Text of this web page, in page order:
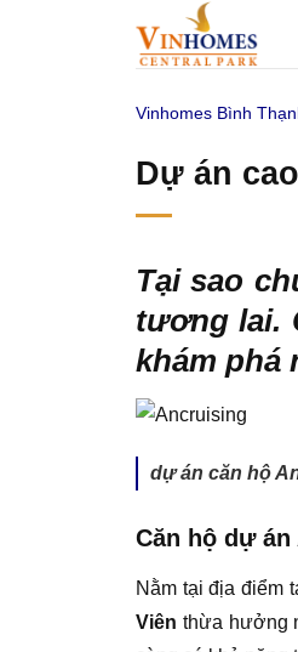
Vinhomes Bình
Dự án
Tại sao
tương lai.
khám phá
dự án căn hộ
Căn hộ dự
Nằm tại địa điểm
Viên thừa hưởng